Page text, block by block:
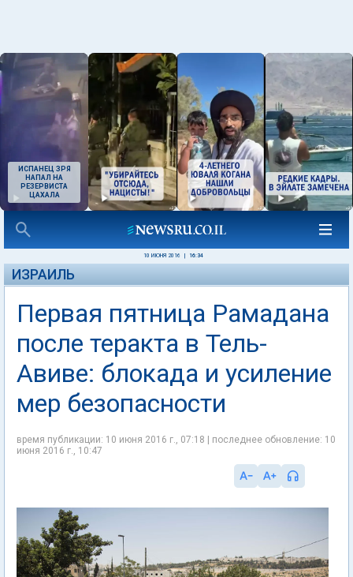
ИСПАНЕЦ ЗРЯ
НАПАЛ НА
РЕЗЕРВИСТА
ЦАХАЛА
10 ИЮНЯ 2016 16:34
ИЗРАИЛЬ
Первая пятница Рамадана
после теракта в Тель-
Авиве: блокада и усиление
мер безопасности
время публикации: 10 июня 2016 г., 07:18 | последнее обновление: 10
июня 2016 г., 10:47